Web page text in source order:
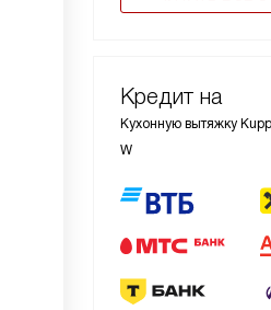
Кредит на
Кухонную вытяжку
W